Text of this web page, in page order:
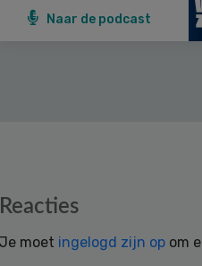
Naar de podcast
Reacties
Je moet ingelogd zijn op om